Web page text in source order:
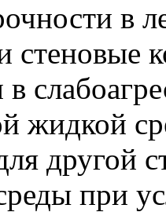
в
стеновые
в
жидкой
другой
при